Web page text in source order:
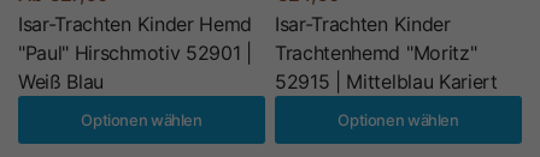
Isar-Trachten Kinder Hemd
"Paul" Hirschmotiv 52901 |
Weiß Blau
Optionen wählen
Isar-Trachten Kinder
Trachtenhemd "Moritz"
52915 | Mittelblau Kariert
Optionen wählen